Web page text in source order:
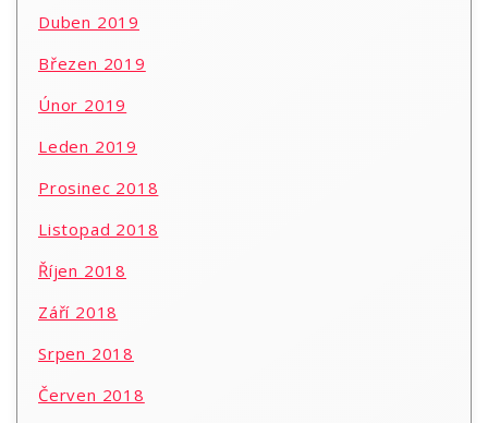
Duben 2019
Březen 2019
Únor 2019
Leden 2019
Prosinec 2018
Listopad 2018
Říjen 2018
Září 2018
Srpen 2018
Červen 2018